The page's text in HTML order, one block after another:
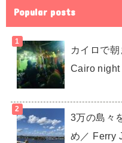
Popular posts
カイロで
Cairo
3万の島々
め／ Ferry